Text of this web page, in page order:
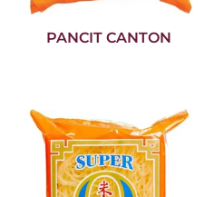
PANCIT CANTON